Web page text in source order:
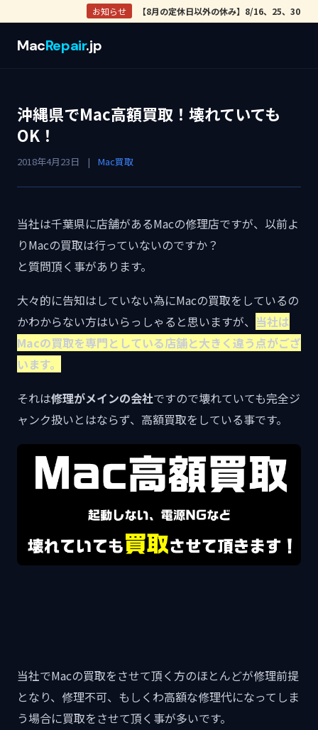
お知らせ 【8月の定休日以外の休み】8/16、25、30
MacRepair.jp
沖縄県でMac高額買取！壊れていても
OK！
2018年4月23日 | Mac買取
当社は千葉県に店舗があるMacの修理店ですが、以前よ
りMacの買取は行っていないのですか？
と質問頂く事があります。
大々的に告知はしていない為にMacの買取をしているの
かわからない方はいらっしゃると思いますが、 当社は
Macの買取を専門としている店舗と大きく違う点がござ
います。
それは修理がメインの会社ですので壊れていても完全ジ
ャンク扱いとはならず、高額買取をしている事です。
当社でMacの買取をさせて頂く方のほとんどが修理前提
となり、修理不可、もしくわ高額な修理代になってしま
う場合に買取をさせて頂く事が多いです。